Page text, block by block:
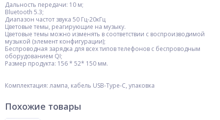
Дальность передачи: 10 м;
Bluetooth 5.3;
Диапазон частот звука 50 Гц-20кГц
Цветовые темы, реагирующие на музыку.
Цветовые темы можно изменять в соответствии с воспроизводимой
музыкой (элемент конфигурации);
Беспроводная зарядка для всех типов телефонов с беспроводным
оборудованием QI;
Размер продукта: 156 * 52* 150 мм.
Комплектация: лампа, кабель USB-Type-C, упаковка
Похожие товары